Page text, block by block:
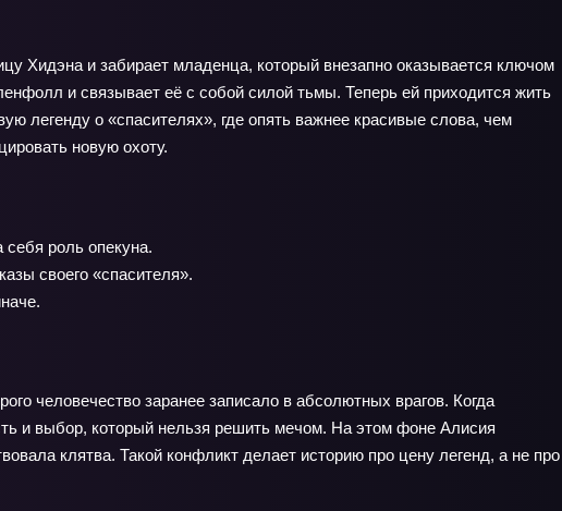
Хидэна и забирает младенца, который внезапно оказывается ключом
и связывает её с собой силой тьмы. Теперь ей приходится жить
легенду о «спасителях», где опять важнее красивые слова, чем
новую охоту.
роль опекуна.
своего «спасителя».
человечество заранее записало в абсолютных врагов. Когда
и выбор, который нельзя решить мечом. На этом фоне Алисия
клятва. Такой конфликт делает историю про цену легенд, а не про